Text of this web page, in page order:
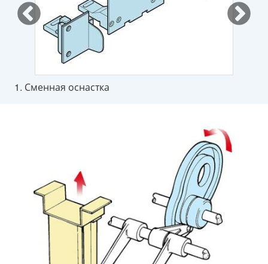
1. Сменная оснастка